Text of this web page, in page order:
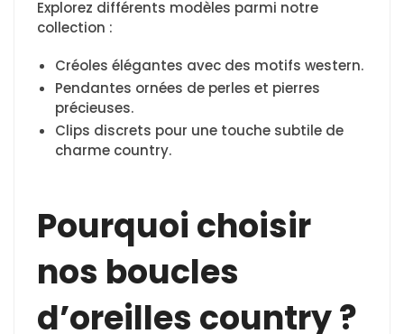
Explorez différents modèles parmi notre
collection :
Créoles élégantes avec des motifs western.
Pendantes ornées de perles et pierres
précieuses.
Clips discrets pour une touche subtile de
charme country.
Pourquoi choisir
nos boucles
d’oreilles country ?